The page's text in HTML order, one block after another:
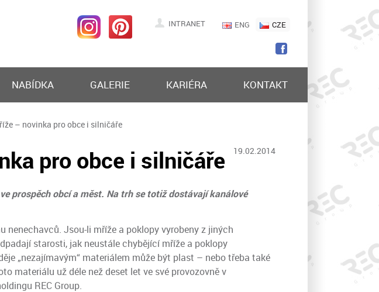
NABÍDKA GALERIE KARIÉRA KONTAKT
INTRANET ENG CZE
– novinka pro obce i silničáře
pro obce i silničáře 19.02.2014
prospěch obcí a měst. Na trh se totiž dostávají kanálové
nenechavců. Jsou-li mříže a poklopy vyrobeny z jiných
starosti, jak neustále chybějící mříže a poklopy
„nezajímavým“ materiálem může být plast – nebo třeba také
materiálu už déle než deset let ve své provozovně v
REC Group.